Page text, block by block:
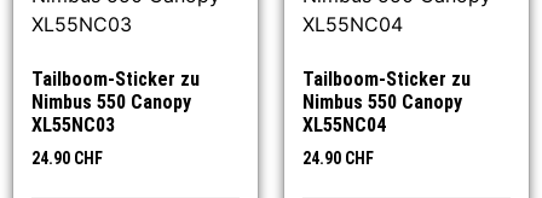
Tailboom-Sticker zu
Nimbus 550 Canopy
XL55NC03
24.90 CHF
Tailboom-Sticker zu
Nimbus 550 Canopy
XL55NC04
24.90 CHF